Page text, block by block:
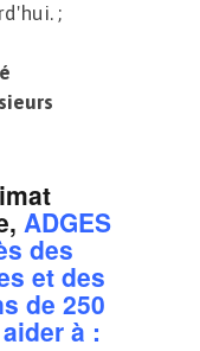
;
ADGES
des
et des
de 250
à :